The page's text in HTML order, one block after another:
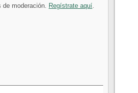
de moderación. Regístrate aquí.